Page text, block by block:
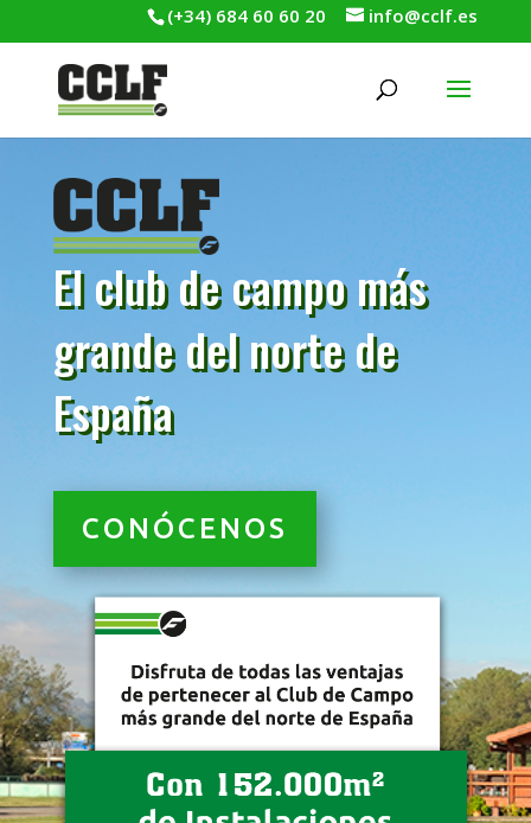
(+34) 684 60 60 20 info@cclf.es
El club de campo más
grande del norte de
España
CONÓCENOS